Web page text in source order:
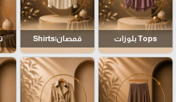
Tops بلوزات قمصان|Shirts